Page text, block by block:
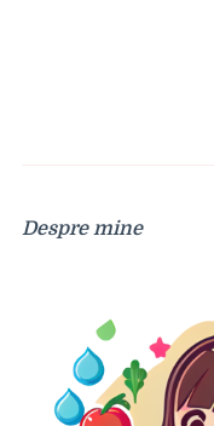
Despre mine